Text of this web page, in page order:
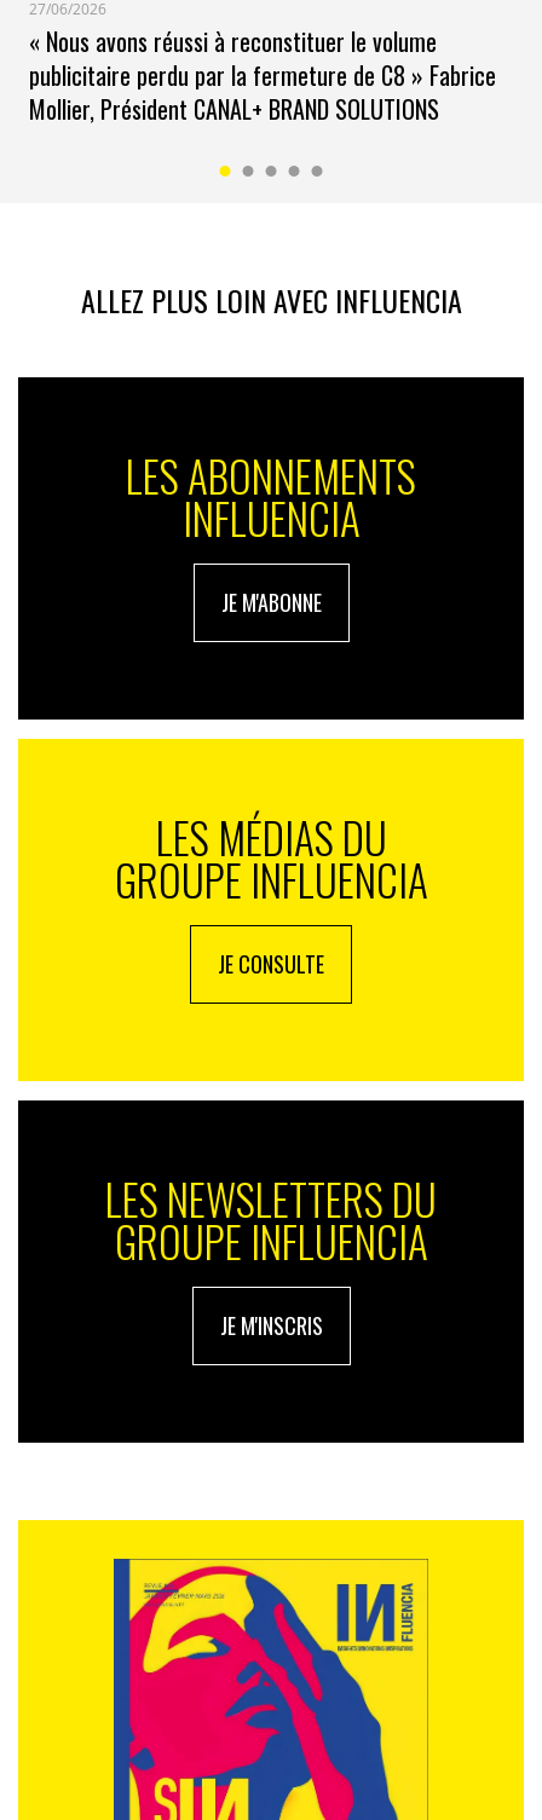
27/06/2026
« Nous avons réussi à reconstituer le volume
publicitaire perdu par la fermeture de C8 » Fabrice
Mollier, Président CANAL+ BRAND SOLUTIONS
ALLEZ PLUS LOIN AVEC INFLUENCIA
LES ABONNEMENTS
INFLUENCIA
JE M'ABONNE
LES MÉDIAS DU
GROUPE INFLUENCIA
JE CONSULTE
LES NEWSLETTERS DU
GROUPE INFLUENCIA
JE M'INSCRIS